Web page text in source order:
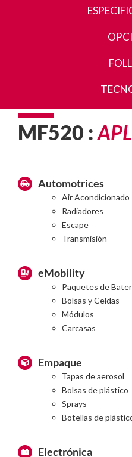
MF520 :
Automotrices
Air Acondicionado
Radiadores
Escape
Transmisión
eMobility
Paquetes de
Bolsas y Celdas
Módulos
Carcasas
Empaque
Tapas de aerosol
Bolsas de plástico
Sprays
Botellas de
Electrónica